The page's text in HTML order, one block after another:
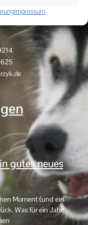
Impressum
gutes neues
Moment (und ein
Was für ein Jahr!